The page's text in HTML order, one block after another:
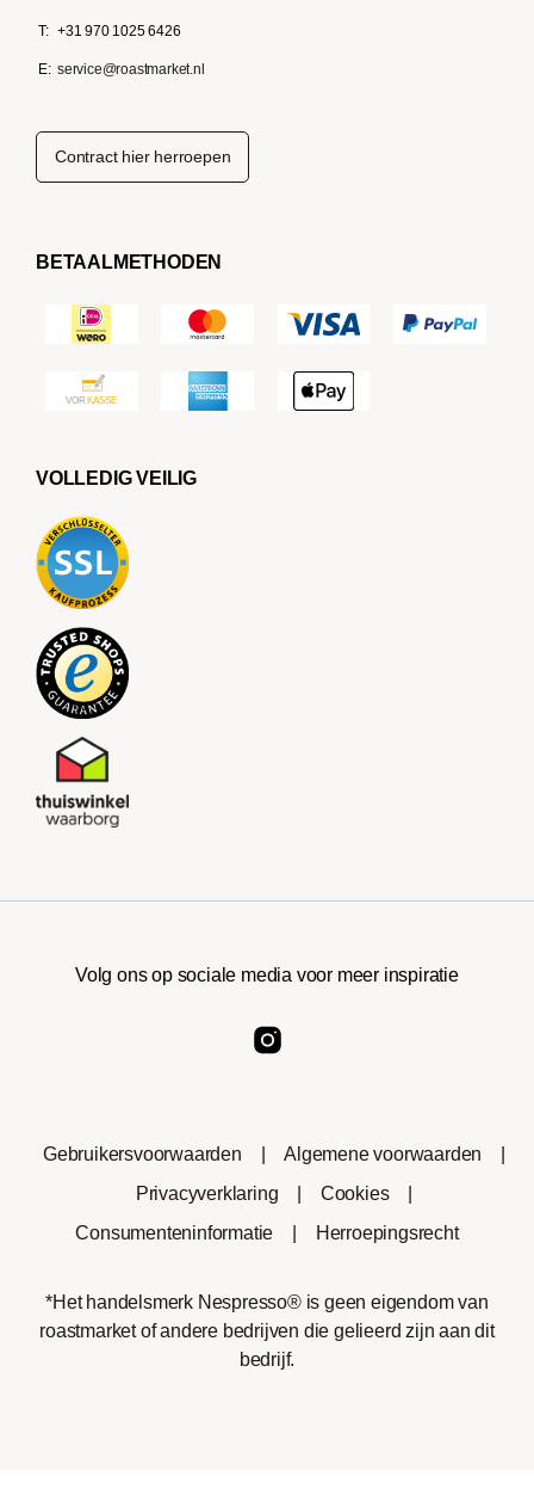
T: +31 970 1025 6426
E: service@roastmarket.nl
Contract hier herroepen
BETAALMETHODEN
VOLLEDIG VEILIG
Volg ons op sociale media voor meer inspiratie
Gebruikersvoorwaarden Algemene voorwaarden
Privacyverklaring
Cookies
Consumenteninformatie
Herroepingsrecht
*Het handelsmerk Nespresso® is geen eigendom van
roastmarket of andere bedrijven die gelieerd zijn aan dit
bedrijf.